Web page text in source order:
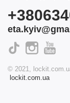
© 2021,
lockit.com.ua